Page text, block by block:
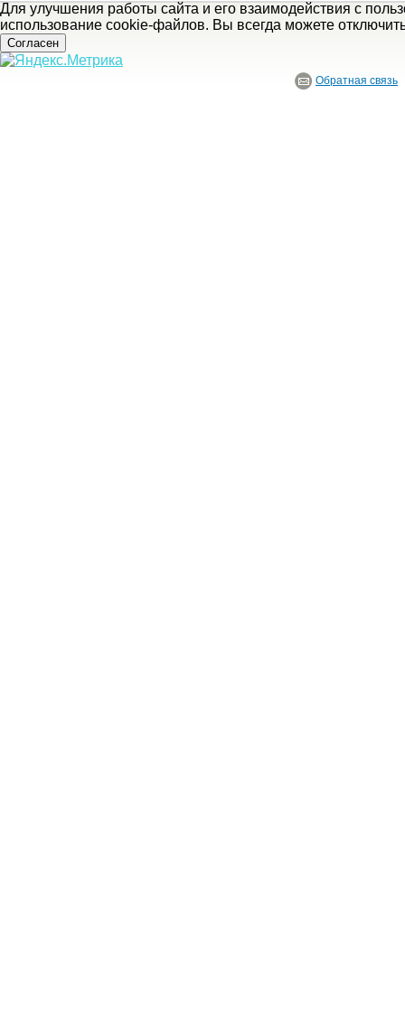
Для улучшения работы сайта и его взаимодействия с
использование cookie-файлов. Вы всегда можете
Согласен
Обратная связь